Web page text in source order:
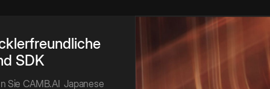
SDK
Sie CAMB.AI Japanese